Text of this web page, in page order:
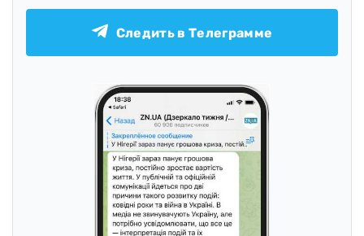
Следить в Телеграмме